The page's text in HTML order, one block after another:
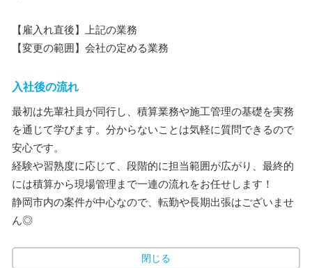
【雇入れ直後】上記の業務
【変更の範囲】会社の定める業務
入社後の流れ
最初は先輩社員が同行し、積算業務や施工管理の基礎を実務
を通じて学びます。分からないことは気軽に質問できるので
安心です。
経験や習熟度に応じて、段階的に担当範囲が広がり、最終的
には積算から現場管理まで一連の流れをお任せします！
静岡市内の案件が中心なので、転勤や長期出張はございませ
ん◎
閉じる